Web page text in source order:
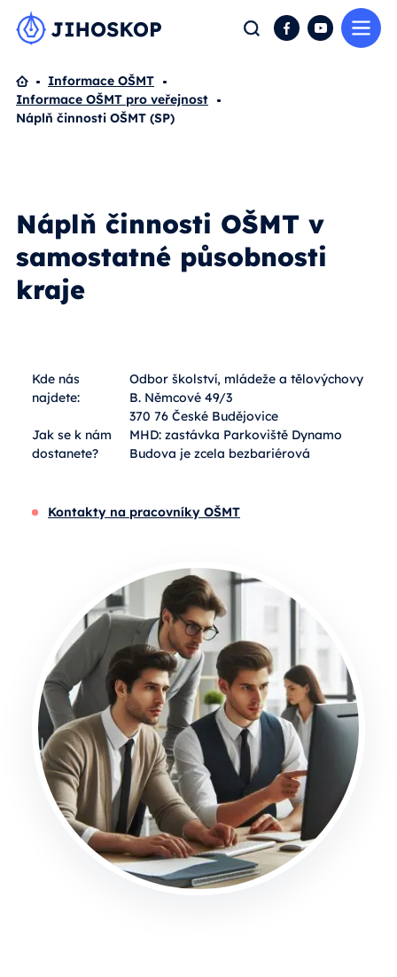
Hledat FacebookYouTube
Domů
Informace OŠMT
Informace OŠMT pro veřejnost
Náplň činnosti OŠMT (SP)
Náplň činnosti OŠMT v
samostatné působnosti
kraje
Kde nás
najdete:
Odbor školství, mládeže a tělovýchovy
B. Němcové 49/3
370 76 České Budějovice
Jak se k nám
dostanete?
MHD: zastávka Parkoviště Dynamo
Budova je zcela bezbariérová
Kontakty na pracovníky OŠMT